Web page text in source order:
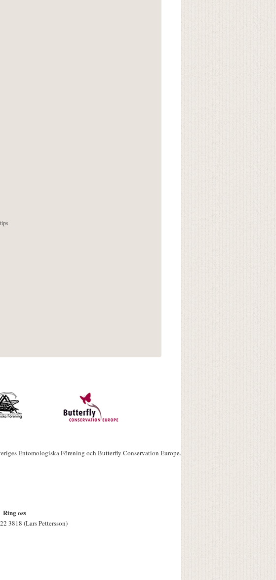
Entomologiska Förening och Butterfly Conservation Europe.
Ring oss
3818 (Lars Pettersson)